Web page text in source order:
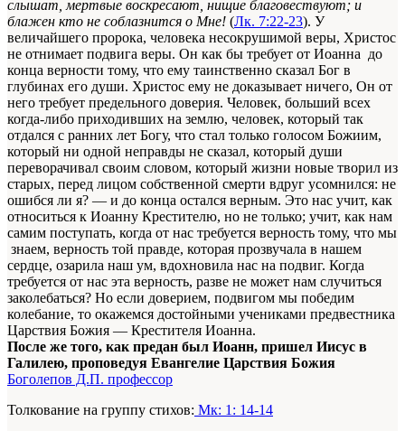
слышат, мертвые воскресают, нищие благовествуют; и
блажен кто не соблазнится о Мне! (Лк. 7:22-23). У
величайшего пророка, человека несокрушимой веры, Христос
не отнимает подвига веры. Он как бы требует от Иоанна до
конца верности тому, что ему таинственно сказал Бог в
глубинах его души. Христос ему не доказывает ничего, Он от
него требует предельного доверия. Человек, больший всех
когда-либо приходивших на землю, человек, который так
отдался с ранних лет Богу, что стал только голосом Божиим,
который ни одной неправды не сказал, который души
переворачивал своим словом, который жизни новые творил из
старых, перед лицом собственной смерти вдруг усомнился: не
ошибся ли я? — и до конца остался верным. Это нас учит, как
относиться к Иоанну Крестителю, но не только; учит, как нам
самим поступать, когда от нас требуется верность тому, что мы
знаем, верность той правде, которая прозвучала в нашем
сердце, озарила наш ум, вдохновила нас на подвиг. Когда
требуется от нас эта верность, разве не может нам случиться
заколебаться? Но если доверием, подвигом мы победим
колебание, то окажемся достойными учениками предвестника
Царствия Божия — Крестителя Иоанна.
После же того, как предан был Иоанн, пришел Иисус в
Галилею, проповедуя Евангелие Царствия Божия
Боголепов Д.П. профессор
Толкование на группу стихов: Мк: 1: 14-14